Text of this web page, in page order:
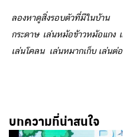
ลองหาดูสิ่งรอบตัวที่มีในบ้า
กระดาษ เล่นหม้อข้าวหม้อแกง
เล่นโคลน เล่นหมากเก็บ เล่นต่
บทความที่น่าสนใจ